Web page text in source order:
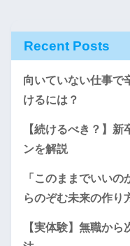
Recent Posts
向いていない仕事で
けるには？
【続けるべき？】
ンを解説
「このままでいい
らのぞむ未来の作り
【実体験】無職か